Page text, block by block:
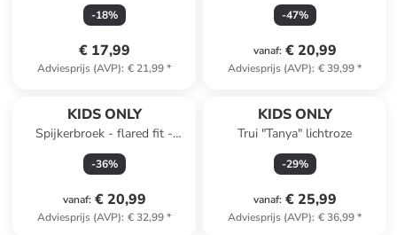
-18%
€ 17,99
Adviesprijs (AVP): € 21,99*
-47%
vanaf: € 20,99
Adviesprijs (AVP): € 39,99*
KIDS ONLY
Spijkerbroek - flared fit -
donkerblauw
-36%
vanaf: € 20,99
Adviesprijs (AVP): € 32,99*
KIDS ONLY
Trui "Tanya" lichtroze
-29%
vanaf: € 25,99
Adviesprijs (AVP): € 36,99*